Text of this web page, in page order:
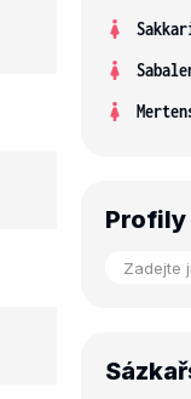
Profily